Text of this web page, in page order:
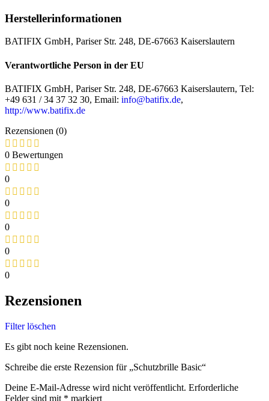
Herstellerinformationen
BATIFIX GmbH, Pariser Str. 248, DE-67663 Kaiserslautern
Verantwortliche Person in der EU
BATIFIX GmbH, Pariser Str. 248, DE-67663 Kaiserslautern, Tel:
+49 631 / 34 37 32 30, Email: info@batifix.de,
http://www.batifix.de
Rezensionen (0)
0 Bewertungen
0
0
0
0
0
Rezensionen
Filter löschen
Es gibt noch keine Rezensionen.
Schreibe die erste Rezension für „Schutzbrille Basic“
Deine E-Mail-Adresse wird nicht veröffentlicht. Erforderliche
Felder sind mit * markiert